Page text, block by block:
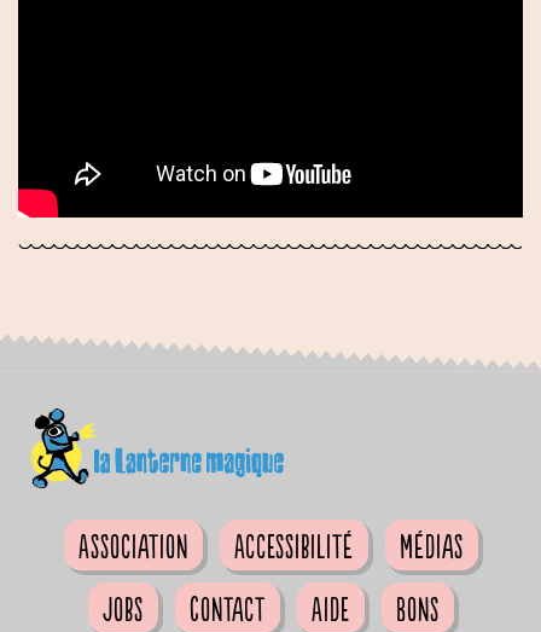
Association Accessibilité
Médias
Jobs
Contact Aide
Bons